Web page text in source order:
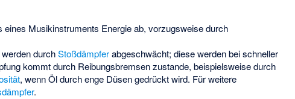
eines Musikinstruments Energie ab, vorzugsweise durch
durchStoßdämpferabgeschwächt; diese werden bei schneller
kommt durch Reibungsbremsen zustande, beispielsweise durch
, wenn Öl durch enge Düsen gedrückt wird. Für weitere
.